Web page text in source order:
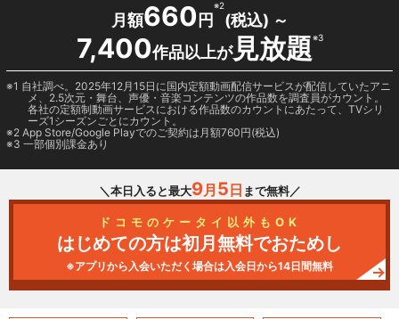
月額660 円
※2
(税込) ～
7,400作品以上が見放題※3
1 自社調べ。2025年12月15日に国内定額動画配信サービスが配信していたアニ
メ、2.5次元・舞台、声優・音楽コンテンツの作品数を調査員がカウント。
各社の定額制動画サービスにおける作品数のカウントにあたって、TVシリ
ーズ1シーズンごとにカウント。
2 App Store/Google Playでのご契約は月額760円(税込)
3 一部個別課金あり
＼本日入ると最大9月 5 日 まで無料／
ドコモのケータイ以外もOK
はじめての方は初月無料でおためし
※アプリから入会いただく場合は入会日から14日間無料